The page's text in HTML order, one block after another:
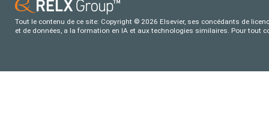
Tout le contenu de ce site: Copyright © 2026 Elsevier, ses concédants de
et de données, a la formation en IA et aux technologies similaires. Pour tout